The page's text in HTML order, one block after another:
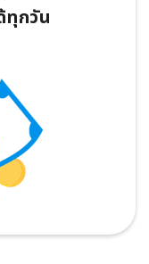
ทุกวัน